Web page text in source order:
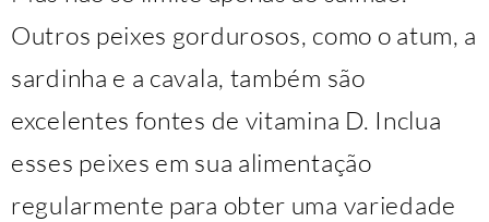
Outros peixes gordurosos, como o atum, a
sardinha e a cavala, também são
excelentes fontes de vitamina D. Inclua
esses peixes em sua alimentação
regularmente para obter uma variedade